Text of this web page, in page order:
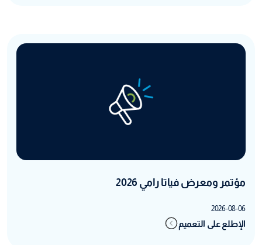
مؤتمر ومعرض فياتا رامي 2026
2026-08-06
الإطلع على التعميم